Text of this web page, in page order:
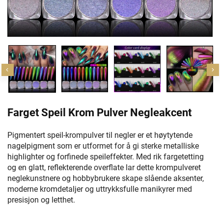
Farget Speil Krom Pulver Negleakcent
Pigmentert speil-krompulver til negler er et høytytende
nagelpigment som er utformet for å gi sterke metalliske
highlighter og forfinede speileffekter. Med rik fargetetting
og en glatt, reflekterende overflate lar dette krompulveret
neglekunstnere og hobbybrukere skape slående aksenter,
moderne kromdetaljer og uttrykksfulle manikyrer med
presisjon og letthet.